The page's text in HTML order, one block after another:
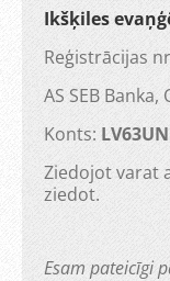
Ikšķiles
Reģistrācijas
AS SEB Banka,
Konts:
Ziedojot varat
ziedot.
Esam pateicīgi